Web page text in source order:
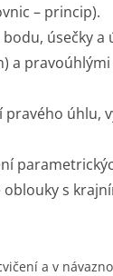
– princip).
úsečky
a
úhlu,
s
a v